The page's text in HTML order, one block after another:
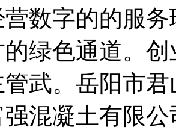
数字的的服
绿色通道。
管武。岳阳市
混凝土有限